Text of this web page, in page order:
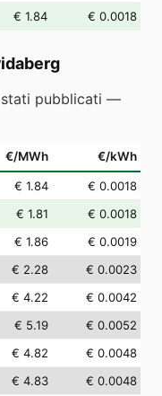
€ 1.84 € 0.0018
stati pubblicati —
€/MWh €/kWh
€ 1.84
€ 0.0018
€ 1.81
€ 0.0018
€ 1.86
€ 0.0019
€ 2.28
€ 0.0023
€ 4.22
€ 0.0042
€ 5.19
€ 0.0052
€ 4.82
€ 0.0048
€ 4.83
€ 0.0048